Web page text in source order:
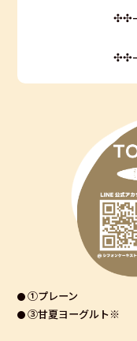
①プレーン
③甘夏ヨーグルト※